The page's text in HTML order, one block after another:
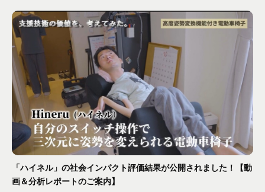
「ハイネル」の社会インパクト評価結果が公開されました！【動
画＆分析レポートのご案内】